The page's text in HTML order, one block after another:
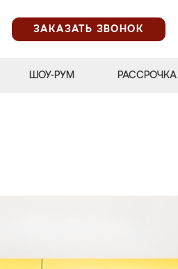
ЗАКАЗАТЬ ЗВОНОК
ШОУ-РУМ РАССРОЧКА